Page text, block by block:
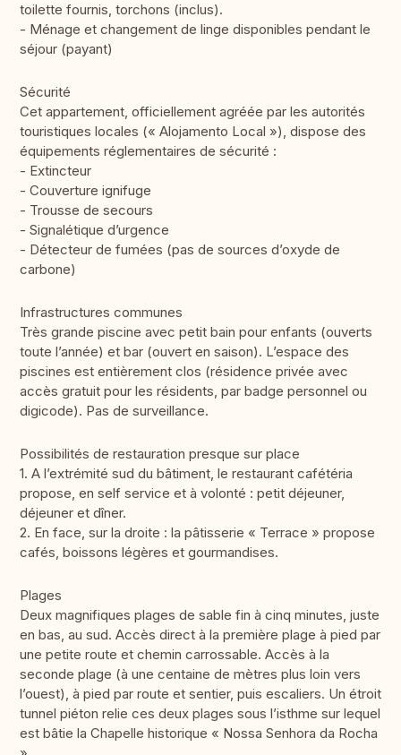
toilette fournis, torchons (inclus).
- Ménage et changement de linge disponibles pendant le
séjour (payant)
Sécurité
Cet appartement, officiellement agréée par les autorités
touristiques locales (« Alojamento Local »), dispose des
équipements réglementaires de sécurité :
- Extincteur
- Couverture ignifuge
- Trousse de secours
- Signalétique d’urgence
- Détecteur de fumées (pas de sources d’oxyde de
carbone)
Infrastructures communes
Très grande piscine avec petit bain pour enfants (ouverts
toute l’année) et bar (ouvert en saison). L’espace des
piscines est entièrement clos (résidence privée avec
accès gratuit pour les résidents, par badge personnel ou
digicode). Pas de surveillance.
Possibilités de restauration presque sur place
1. A l’extrémité sud du bâtiment, le restaurant cafétéria
propose, en self service et à volonté : petit déjeuner,
déjeuner et dîner.
2. En face, sur la droite : la pâtisserie « Terrace » propose
cafés, boissons légères et gourmandises.
Plages
Deux magnifiques plages de sable fin à cinq minutes, juste
en bas, au sud. Accès direct à la première plage à pied par
une petite route et chemin carrossable. Accès à la
seconde plage (à une centaine de mètres plus loin vers
l’ouest), à pied par route et sentier, puis escaliers. Un étroit
tunnel piéton relie ces deux plages sous l’isthme sur lequel
est bâtie la Chapelle historique « Nossa Senhora da Rocha